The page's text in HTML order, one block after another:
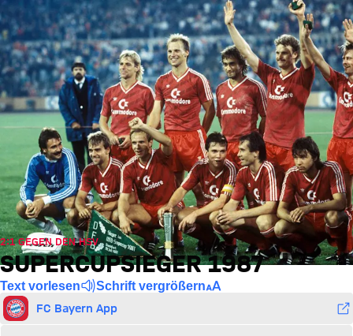
2:1 GEGEN DEN HSV
SUPERCUPSIEGER 1987
Text vorlesen Schrift vergrößern
FC Bayern App